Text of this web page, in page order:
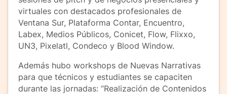
virtuales con destacados profesionales de
Ventana Sur, Plataforma Contar, Encuentro,
Labex, Medios Públicos, Conicet, Flow, Flixxo,
UN3, Pixelatl, Condeco y Blood Window.
Además hubo workshops de Nuevas Narrativas
para que técnicos y estudiantes se capaciten
durante las jornadas: “Realización de Contenidos